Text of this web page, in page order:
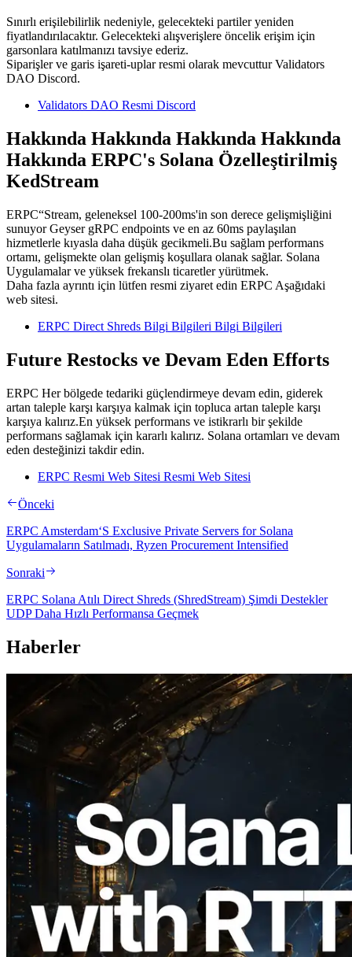
Sınırlı erişilebilirlik nedeniyle, gelecekteki partiler yeniden
fiyatlandırılacaktır. Gelecekteki alışverişlere öncelik erişim için
garsonlara katılmanızı tavsiye ederiz.
Siparişler ve garis işareti-uplar resmi olarak mevcuttur Validators
DAO Discord.
Validators DAO Resmi Discord
Hakkında Hakkında Hakkında Hakkında
Hakkında ERPC's Solana Özelleştirilmiş
KedStream
ERPC“Stream, geleneksel 100-200ms'in son derece gelişmişliğini
sunuyor Geyser gRPC endpoints ve en az 60ms paylaşılan
hizmetlerle kıyasla daha düşük gecikmeli.Bu sağlam performans
ortamı, gelişmekte olan gelişmiş koşullara olanak sağlar. Solana
Uygulamalar ve yüksek frekanslı ticaretler yürütmek.
Daha fazla ayrıntı için lütfen resmi ziyaret edin ERPC Aşağıdaki
web sitesi.
ERPC Direct Shreds Bilgi Bilgileri Bilgi Bilgileri
Future Restocks ve Devam Eden Efforts
ERPC Her bölgede tedariki güçlendirmeye devam edin, giderek
artan taleple karşı karşıya kalmak için topluca artan taleple karşı
karşıya kalırız.En yüksek performans ve istikrarlı bir şekilde
performans sağlamak için kararlı kalırız. Solana ortamları ve devam
eden desteğinizi takdir edin.
ERPC Resmi Web Sitesi Resmi Web Sitesi
Önceki
ERPC Amsterdam‘S Exclusive Private Servers for Solana
Uygulamaların Satılmadı, Ryzen Procurement Intensified
Sonraki
ERPC Solana Atılı Direct Shreds (ShredStream) Şimdi Destekler
UDP Daha Hızlı Performansa Geçmek
Haberler
2026.08.05
ERPC, Solana Leader Slot API'yi 7
küresel bölgeden ping ölçümüyle
genişletti — Validators Information API